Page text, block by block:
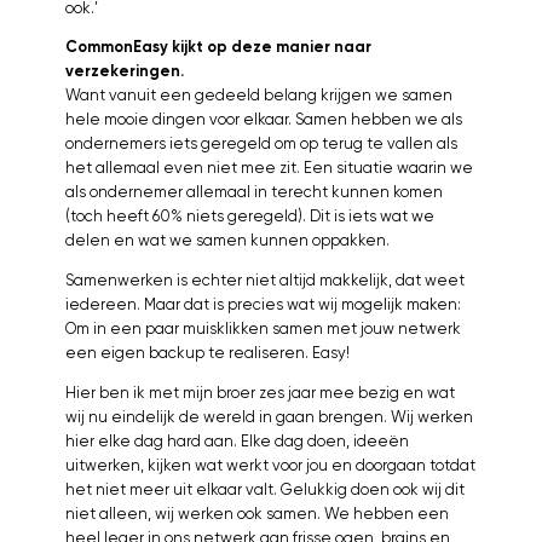
ook.’
CommonEasy kijkt op deze manier naar
verzekeringen.
Want vanuit een gedeeld belang krijgen we samen
hele mooie dingen voor elkaar. Samen hebben we als
ondernemers iets geregeld om op terug te vallen als
het allemaal even niet mee zit. Een situatie waarin we
als ondernemer allemaal in terecht kunnen komen
(toch heeft 60% niets geregeld). Dit is iets wat we
delen en wat we samen kunnen oppakken.
Samenwerken is echter niet altijd makkelijk, dat weet
iedereen. Maar dat is precies wat wij mogelijk maken:
Om in een paar muisklikken samen met jouw netwerk
een eigen backup te realiseren. Easy!
Hier ben ik met mijn broer zes jaar mee bezig en wat
wij nu eindelijk de wereld in gaan brengen. Wij werken
hier elke dag hard aan. Elke dag doen, ideeën
uitwerken, kijken wat werkt voor jou en doorgaan totdat
het niet meer uit elkaar valt. Gelukkig doen ook wij dit
niet alleen, wij werken ook samen. We hebben een
heel leger in ons netwerk aan frisse ogen, brains en